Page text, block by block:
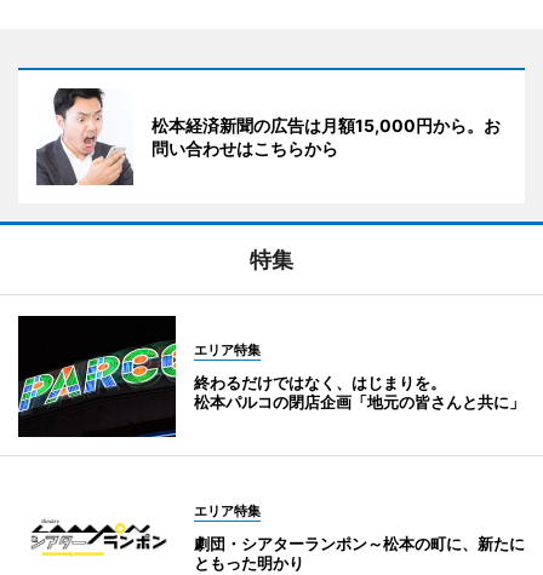
松本経済新聞の広告は月額15,000円から。お
問い合わせはこちらから
特集
エリア特集
終わるだけではなく、はじまりを。
松本パルコの閉店企画「地元の皆さんと共に」
エリア特集
劇団・シアターランポン～松本の町に、新たに
ともった明かり